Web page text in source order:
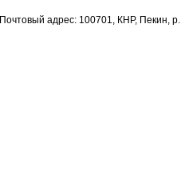
Почтовый адрес: 100701, КНР, Пекин,